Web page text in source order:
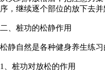
序，继续逐个部位的放下去
二、桩功的松静作用
松静自然是各种健身养生练
1、桩功对放松的作用